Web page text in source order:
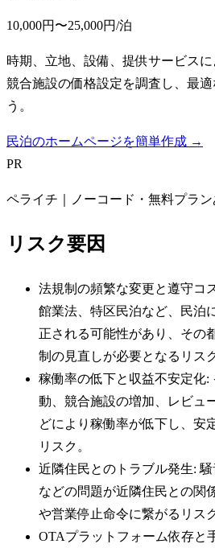
10,000円〜25,000円/泊
時期、立地、設備、提供サービスに
競合施設の価格設定を調査し、最
う。
民泊のホームページを簡単作成 →
PR
ペライチ｜ノーコード・無料プラン
リスク要因
法規制の頻繁な変更と遵守コ
館業法、特区民泊など、民泊
正される可能性があり、その
制の見直しが必要となるリスク
稼働率の低下と収益不安定化:
動、競合施設の増加、レビュ
どにより稼働率が低下し、安
リスク。
近隣住民とのトラブル発生:
などの問題が近隣住民との関
や営業停止命令に繋がるリスク
OTAプラットフォーム依存と